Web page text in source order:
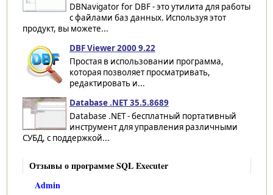
DBNavigator for DBF - это утилита для работы
с файлами баз данных. Используя этот
продукт, вы можете...
DBF Viewer 2000 9.22
Простая в использовании программа,
которая позволяет просматривать,
редактировать и...
Database .NET 35.5.8689
Database .NET - бесплатный портативный
инструмент для управления различными
СУБД, с поддержкой...
Отзывы о программе SQL Executer
Admin